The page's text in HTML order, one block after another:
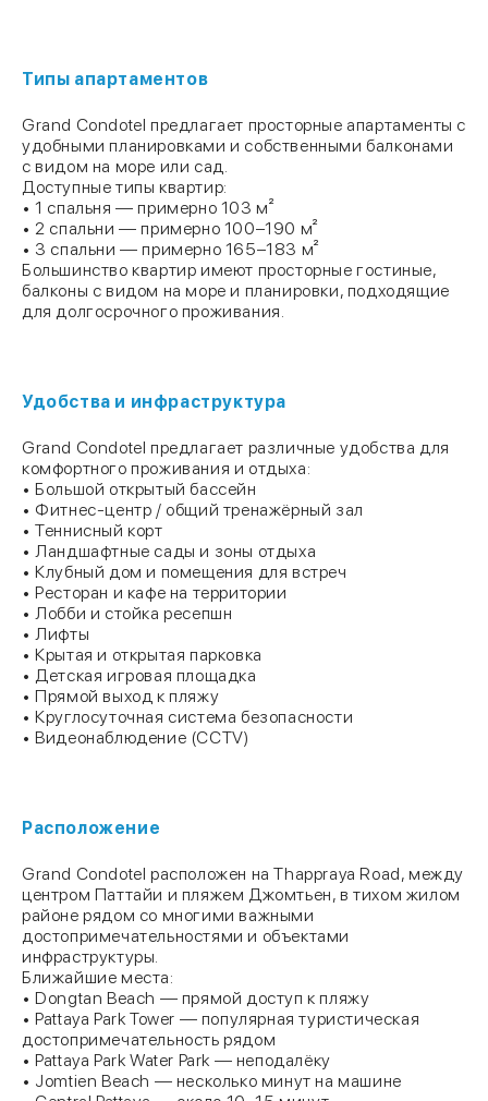
Типы апартаментов
Grand Condotel предлагает просторные апартаменты с
удобными планировками и собственными балконами
с видом на море или сад.
Доступные типы квартир:
• 1 спальня — примерно 103 м²
• 2 спальни — примерно 100–190 м²
• 3 спальни — примерно 165–183 м²
Большинство квартир имеют просторные гостиные,
балконы с видом на море и планировки, подходящие
для долгосрочного проживания.
Удобства и инфраструктура
Grand Condotel предлагает различные удобства для
комфортного проживания и отдыха:
• Большой открытый бассейн
• Фитнес-центр / общий тренажёрный зал
• Теннисный корт
• Ландшафтные сады и зоны отдыха
• Клубный дом и помещения для встреч
• Ресторан и кафе на территории
• Лобби и стойка ресепшн
• Лифты
• Крытая и открытая парковка
• Детская игровая площадка
• Прямой выход к пляжу
• Круглосуточная система безопасности
• Видеонаблюдение (CCTV)
Расположение
Grand Condotel расположен на Thappraya Road, между
центром Паттайи и пляжем Джомтьен, в тихом жилом
районе рядом со многими важными
достопримечательностями и объектами
инфраструктуры.
Ближайшие места:
• Dongtan Beach — прямой доступ к пляжу
• Pattaya Park Tower — популярная туристическая
достопримечательность рядом
• Pattaya Park Water Park — неподалёку
• Jomtien Beach — несколько минут на машине